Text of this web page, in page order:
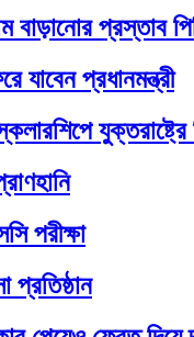
বাড়ানোর প্রস্তাব
যাবেন প্রধানমন্ত্রী
পরীক্ষা